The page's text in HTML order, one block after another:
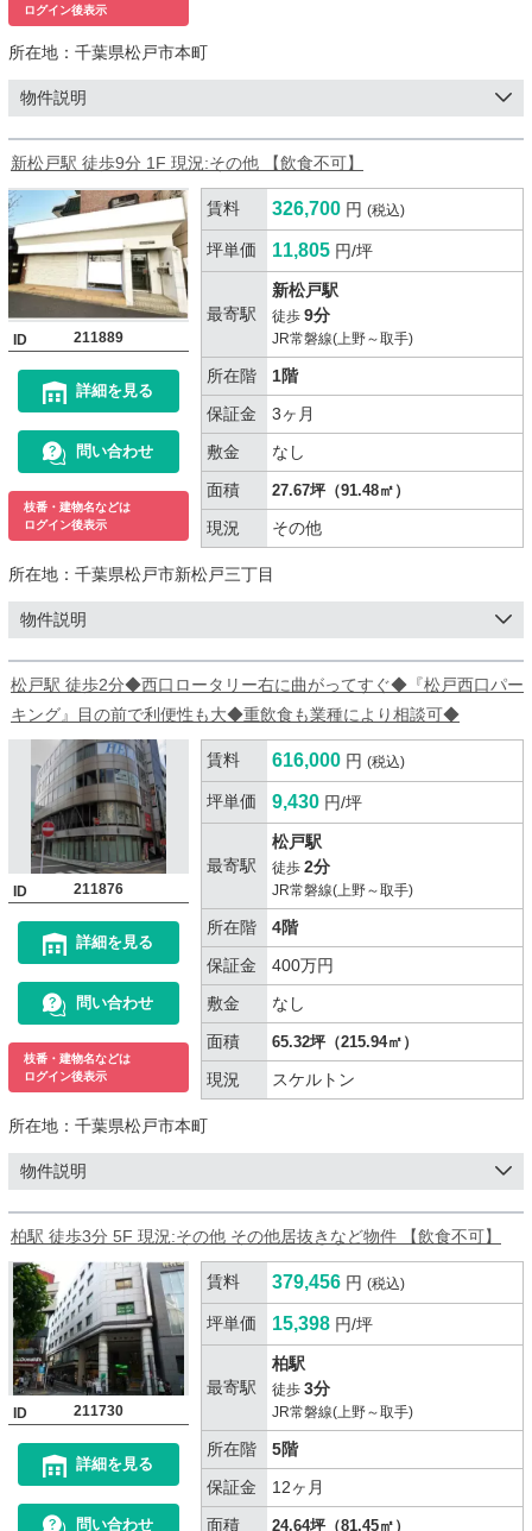
ログイン後表示
所在地： 千葉県松戸市本町
物件説明
新松戸駅 徒歩9分 1F 現況:その他 【飲食不可】
ID 211889
詳細を見る
問い合わせ
枝番・建物名などは
ログイン後表示
賃料 326,700 円 (税込)
坪単価 11,805 円/坪
最寄駅
新松戸駅
徒歩 9分
JR常磐線(上野～取手)
所在階
1階
保証金
3ヶ月
敷金
なし
面積
27.67坪（91.48㎡）
現況 その他
所在地： 千葉県松戸市新松戸三丁目
物件説明
松戸駅 徒歩2分◆西口ロータリー右に曲がってすぐ◆『松戸西口パー
キング』目の前で利便性も大◆重飲食も業種により相談可◆
ID 211876
詳細を見る
問い合わせ
枝番・建物名などは
ログイン後表示
賃料 616,000 円 (税込)
坪単価 9,430 円/坪
最寄駅
松戸駅
徒歩 2分
JR常磐線(上野～取手)
所在階
4階
保証金
400万円
敷金
なし
面積
65.32坪（215.94㎡）
現況 スケルトン
所在地： 千葉県松戸市本町
物件説明
柏駅 徒歩3分 5F 現況:その他 その他居抜きなど物件 【飲食不可】
ID 211730
詳細を見る
問い合わせ
賃料 379,456 円 (税込)
坪単価 15,398 円/坪
最寄駅
柏駅
徒歩 3分
JR常磐線(上野～取手)
所在階
5階
保証金
12ヶ月
面積
24.64坪（81.45㎡）